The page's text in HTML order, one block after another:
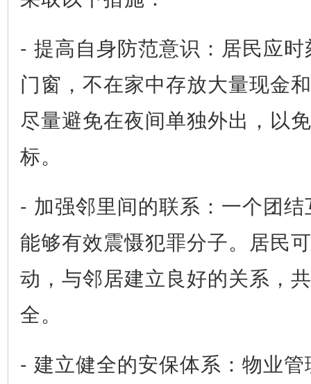
- 提高自身防范意识：居民应
门窗，不在家中存放大量现金
尽量避免在夜间单独外出，以
标。
- 加强邻里间的联系：一个团
能够有效震慑犯罪分子。居民
动，与邻居建立良好的关系，
全。
- 建立健全的安保体系：物业